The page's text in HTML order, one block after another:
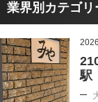
業界別カテゴ
駅